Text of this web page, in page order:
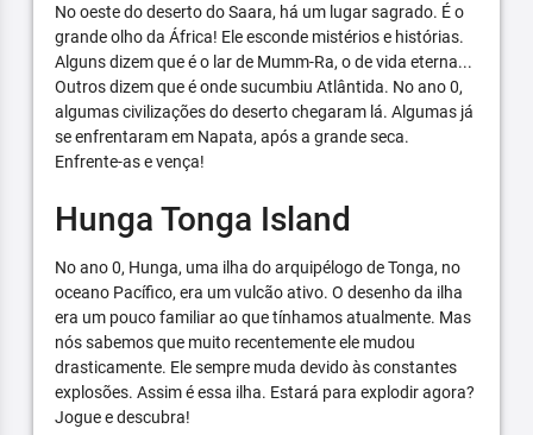
No oeste do deserto do Saara, há um lugar sagrado. É o
grande olho da África! Ele esconde mistérios e histórias.
Alguns dizem que é o lar de Mumm-Ra, o de vida eterna...
Outros dizem que é onde sucumbiu Atlântida. No ano 0,
algumas civilizações do deserto chegaram lá. Algumas já
se enfrentaram em Napata, após a grande seca.
Enfrente-as e vença!
Hunga Tonga Island
No ano 0, Hunga, uma ilha do arquipélogo de Tonga, no
oceano Pacífico, era um vulcão ativo. O desenho da ilha
era um pouco familiar ao que tínhamos atualmente. Mas
nós sabemos que muito recentemente ele mudou
drasticamente. Ele sempre muda devido às constantes
explosões. Assim é essa ilha. Estará para explodir agora?
Jogue e descubra!